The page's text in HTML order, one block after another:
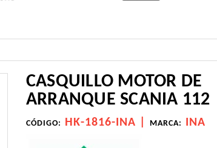
CASQUILLO MOTOR DE
ARRANQUE SCANIA 112
CÓDIGO: HK-1816-INA | MARCA: INA